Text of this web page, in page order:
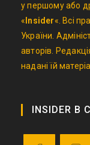
у першому або
« Insider«. Всі
України.
авторів.
надані їй
INSIDER В